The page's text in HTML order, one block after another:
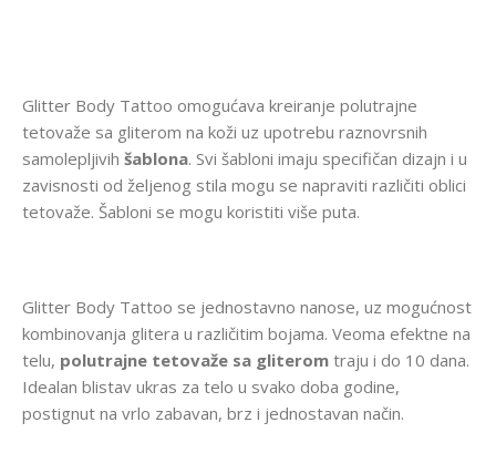
Glitter Body Tattoo omogućava kreiranje polutrajne
tetovaže sa gliterom na koži uz upotrebu raznovrsnih
samolepljivih šablona. Svi šabloni imaju specifičan dizajn i u
zavisnosti od željenog stila mogu se napraviti različiti oblici
tetovaže. Šabloni se mogu koristiti više puta.
Glitter Body Tattoo se jednostavno nanose, uz mogućnost
kombinovanja glitera u različitim bojama. Veoma efektne na
telu, polutrajne tetovaže sa gliterom traju i do 10 dana.
Idealan blistav ukras za telo u svako doba godine,
postignut na vrlo zabavan, brz i jednostavan način.